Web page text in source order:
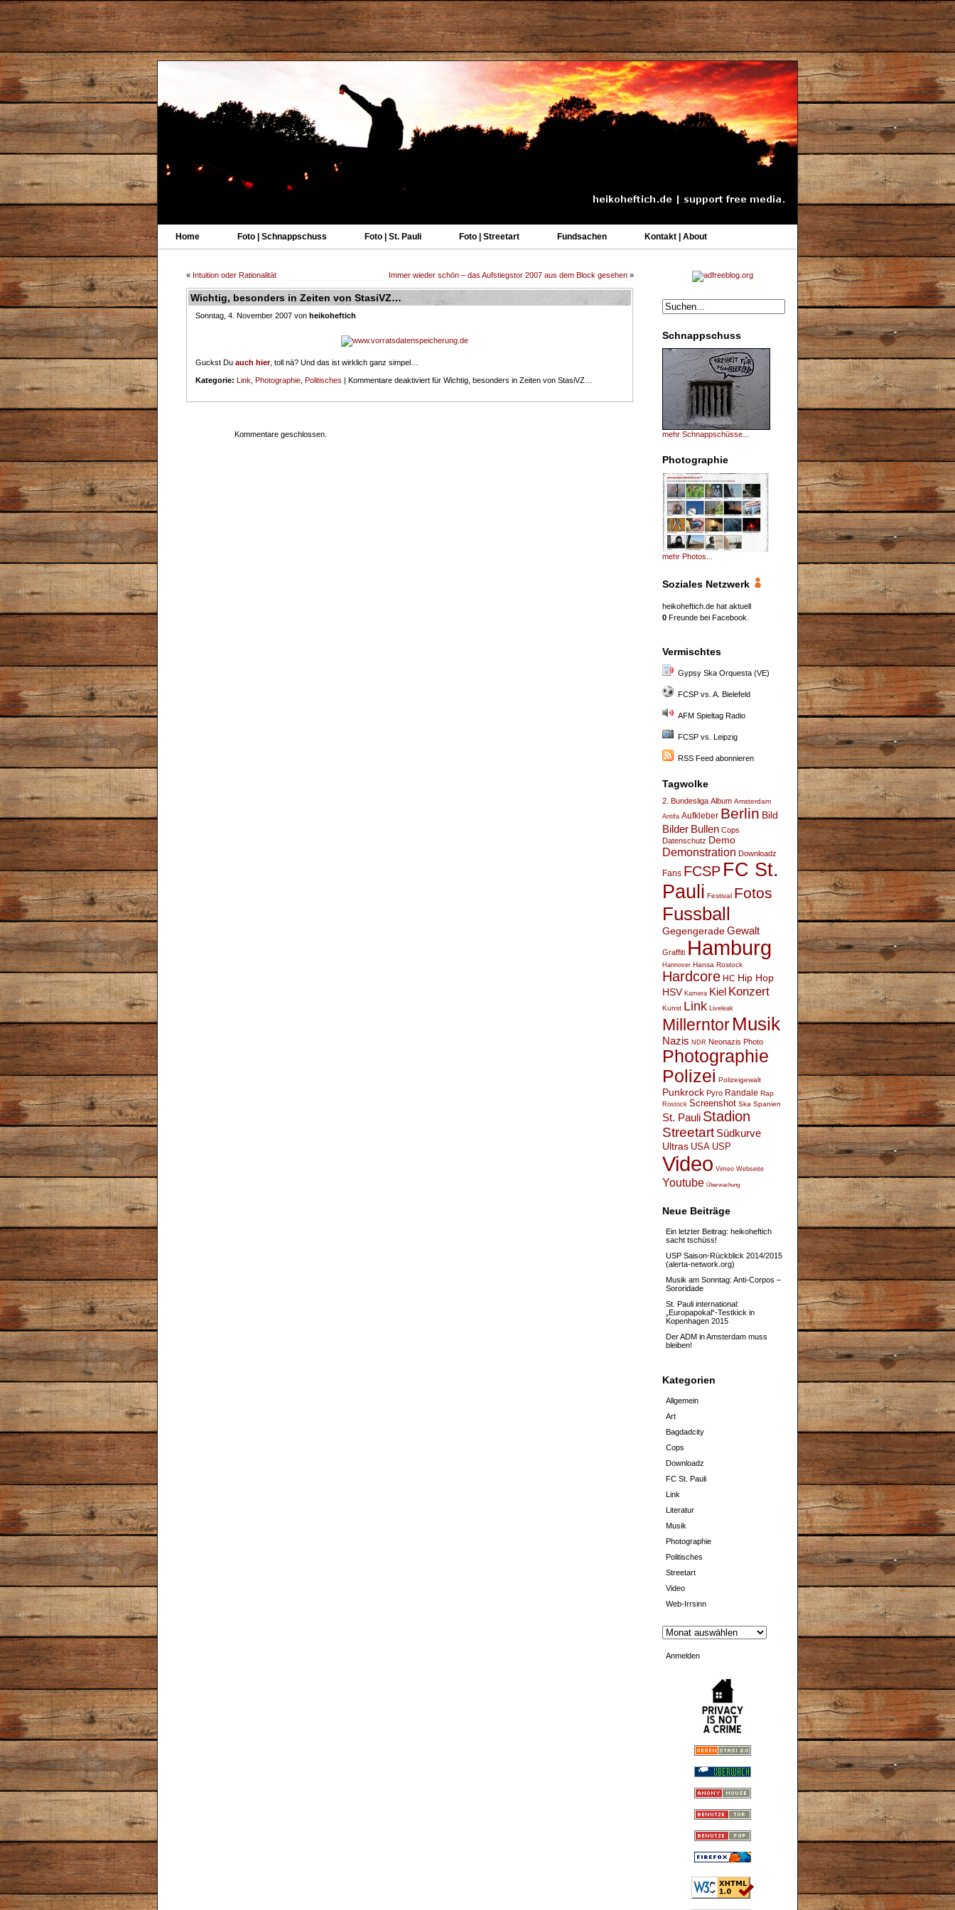
Home Foto | Schnappschuss Foto | St. Pauli Foto | Streetart Fundsachen Kontakt | About
Schnappschuss
mehr Schnappschüsse...
Photographie
mehr Photos...
Soziales Netzwerk
heikoheftich.de hat aktuell
0 Freunde bei Facebook.
Vermischtes
Gypsy Ska Orquesta (VE)
FCSP vs. A. Bielefeld
AFM Spieltag Radio
FCSP vs. Leipzig
RSS Feed abonnieren
Tagwolke
2. Bundesliga Album Amsterdam
Antifa Aufkleber Berlin Bild
Bilder Bullen Cops
Datenschutz Demo
Demonstration Downloadz
Fans FCSP FC St.
Pauli Festival Fotos
Fussball
GegengeradeGewalt
Graffiti Hamburg
Hannover Hansa Rostock
Hardcore HC Hip Hop
HSV Kamera Kiel Konzert
Kunst Link Liveleak
Millerntor Musik
Nazis NDR Neonazis Photo
Photographie
Polizei Polizeigewalt
Punkrock Pyro Randale Rap
Rostock Screenshot Ska Spanien
St. Pauli Stadion
Streetart Südkurve
Ultras USA USP
Video Vimeo Webseite
Youtube Überwachung
Neue Beiträge
Ein letzter Beitrag: heikoheftich
sacht tschüss!
USP Saison-Rückblick 2014/2015
(alerta-network.org)
Musik am Sonntag: Anti-Corpos –
Sororidade
St. Pauli international:
„Europapokal“-Testkick in
Kopenhagen 2015
Der ADM in Amsterdam muss
bleiben!
Kategorien
Allgemein
Art
Bagdadcity
Cops
Downloadz
FC St. Pauli
Link
Literatur
Musik
Photographie
Politisches
Streetart
Video
Web-Irrsinn
Anmelden
« Intuition oder Rationalität Immer wieder schön – das Aufstiegstor 2007 aus dem Block gesehen »
Wichtig, besonders in Zeiten von StasiVZ…
Sonntag, 4. November 2007 von heikoheftich
Guckst Du auch hier, toll nä? Und das ist wirklich ganz simpel…
Kategorie: Link Photographie Politisches | Kommentare deaktiviert für Wichtig, besonders in Zeiten von StasiVZ…
Kommentare geschlossen.